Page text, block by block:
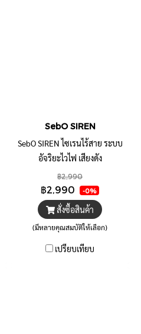
SebO SIREN
SebO SIREN ไซเรนไร้สาย ระบบ
อัจริยะไวไฟ เสียงดัง
ลั่น120dB.พร้อมไฟฉุกเฉิน พร้อม
แจ้งเตือนและควบคุมบนแอพและ
รีโมท ต่อเซนเซอร์แบบไร้สายไม่
จำกัด
฿2,990
฿2,990 -0%
สั่งซื้อสินค้า
(มีหลายคุณสมบัติให้เลือก)
เปรียบเทียบ